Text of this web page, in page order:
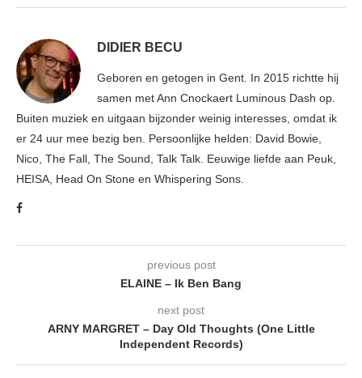
DIDIER BECU
Geboren en getogen in Gent. In 2015 richtte hij
samen met Ann Cnockaert Luminous Dash op.
Buiten muziek en uitgaan bijzonder weinig interesses, omdat ik
er 24 uur mee bezig ben. Persoonlijke helden: David Bowie,
Nico, The Fall, The Sound, Talk Talk. Eeuwige liefde aan Peuk,
HEISA, Head On Stone en Whispering Sons.
previous post
ELAINE – Ik Ben Bang
next post
ARNY MARGRET – Day Old Thoughts (One Little
Independent Records)